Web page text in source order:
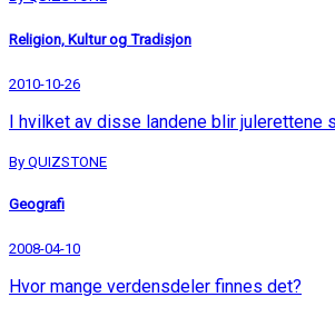
Religion, Kultur og Tradisjon
2010-10-26
I hvilket av disse landene blir julerettene
By QUIZSTONE
Geografi
2008-04-10
Hvor mange verdensdeler finnes det?